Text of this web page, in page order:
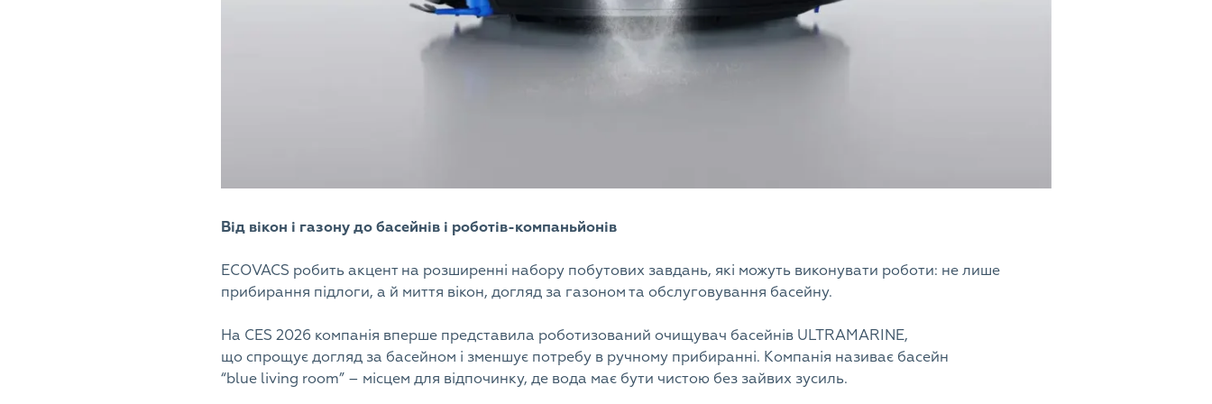
Від вікон і газону до басейнів і роботів-компаньйонів
ECOVACS робить акцент на розширенні набору побутових завдань, які можуть виконувати роботи: не лише
прибирання підлоги, а й миття вікон, догляд за газоном та обслуговування басейну.
На CES 2026 компанія вперше представила роботизований очищувач басейнів ULTRAMARINE,
що спрощує догляд за басейном і зменшує потребу в ручному прибиранні. Компанія називає басейн
“blue living room” – місцем для відпочинку, де вода має бути чистою без зайвих зусиль.